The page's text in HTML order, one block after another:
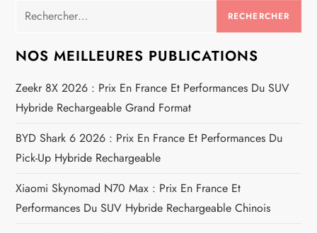
g
a
t
i
o
n
d
Rechercher :
NOS MEILLEURES PUBLICATIONS
Zeekr 8X 2026 : Prix En France Et Performances Du SUV
Hybride Rechargeable Grand Format
BYD Shark 6 2026 : Prix En France Et Performances Du
Pick-Up Hybride Rechargeable
Xiaomi Skynomad N70 Max : Prix En France Et
Performances Du SUV Hybride Rechargeable Chinois